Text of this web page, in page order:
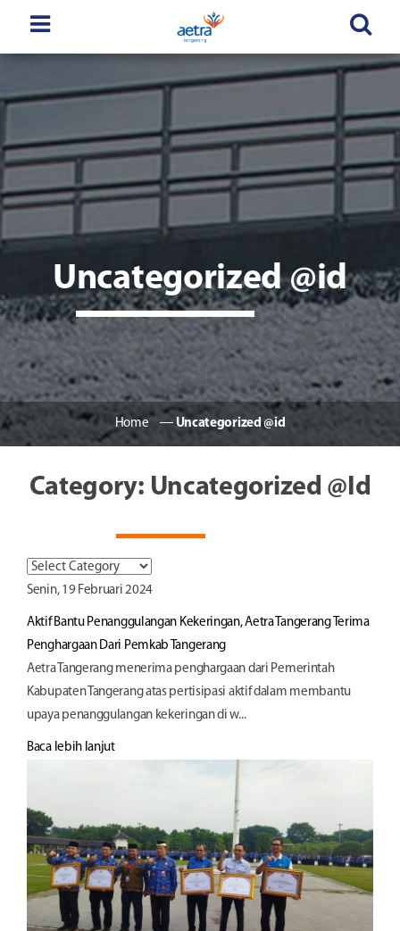
Uncategorized @id
Home ― Uncategorized @id
Category: Uncategorized @id
Senin, 19 Februari 2024
Aktif Bantu Penanggulangan Kekeringan, Aetra Tangerang Terima
Penghargaan Dari Pemkab Tangerang
Aetra Tangerang menerima penghargaan dari Pemerintah
Kabupaten Tangerang atas pertisipasi aktif dalam membantu
upaya penanggulangan kekeringan di w...
Baca lebih lanjut